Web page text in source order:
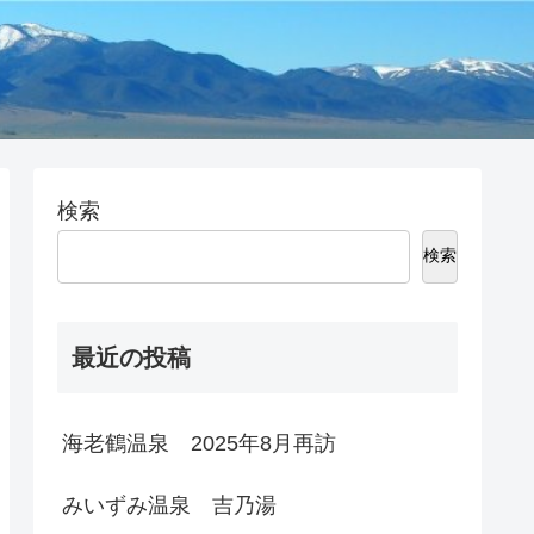
検索
検索
最近の投稿
海老鶴温泉 2025年8月再訪
みいずみ温泉 吉乃湯